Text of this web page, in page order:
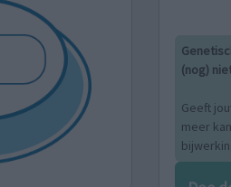
(nog)
Geeft
meer